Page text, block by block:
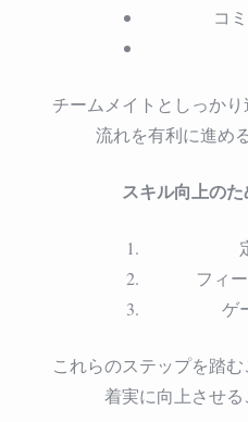
コ
チームメイトとしっか
流れを有利に進め
スキル向上の
フィ
ゲ
これらのステップを踏
着実に向上させる